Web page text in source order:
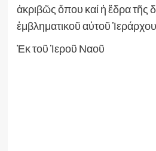
ἀκριβῶς ὅπου καί ἡ ἕδρα τῆς
ἐμβληματικοῦ αὐτοῦ
Ἐκ τοῦ Ἱεροῦ Ναοῦ